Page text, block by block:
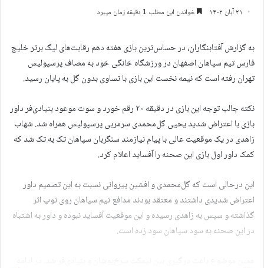
۲۱ آبان ۱۴۰۲ خواندن این مطلب 1 دقیقه زمان میبرد
به گزارش آفتابنگاران، در حساس‌ترین بازی هفته دهم رقابت‌های لیگ برتر خلیج
فارس تیم سپاهان اصفهان در ورزشگاه خانگی خود به مصاف پرسپولیس
تهران رفته است که نیمه نخست این بازی با تساوی بدون گل به پایان رسید.
نکته جالب توجه این بازی در دقیقه ۲۰ رقم خورد و سوت موعود بنیادی‌فر داور
بازی با اعتراض شدید یحیی گل‌محمدی سرمربی پرسپولیس همراه شد. شهاب
زاهدی در یک موقعیت عالی با پیام نیازمند سنگربان سپاهان تک به تک شد که
کمک داور اول بازی این صحنه را آفساید اعلام کرد.
این درحالی است که گل‌محمدی و افشین پیروانی نسبت به این تصمیم داور
اعتراض شدیدی داشتند و معتقد بودند مدافع تیم سپاهان روی توپ اثر
گذاشته و سپس به زاهدی رسیده و این موقعیت آفساید نبوده و داور به اشتباه
در این صحنه به سود سپاهان سود زده است.